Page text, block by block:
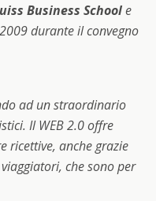
Business Schoole
durante il convegno
ad un straordinario
Il WEB 2.0 offre
ricettive, anche grazie
che sono per